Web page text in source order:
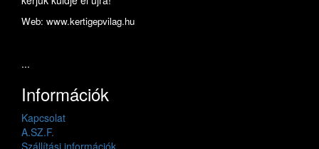
Web: www.kertigepvilag.hu
...
Információk
Kapcsolat
A.SZ.F.